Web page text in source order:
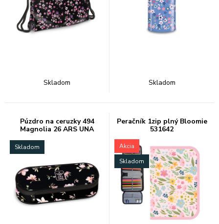
Skladom Skladom
Púzdro na ceruzky 494
Magnolia 26 ARS UNA
Skladom
Peračník 1zip plný Bloomie
531642
Akcia
Skladom